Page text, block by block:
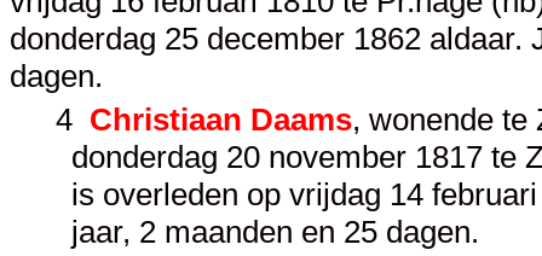
donderdag 25 december 1862
dagen.
4 Christiaan Daams, wonende
donderdag 20 november 1817 te
is overleden op vrijdag 14
jaar, 2 maanden en 25 dagen.